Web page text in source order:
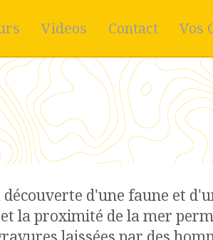
Videos Contact Vos
d'une faune et
la proximité de la mer